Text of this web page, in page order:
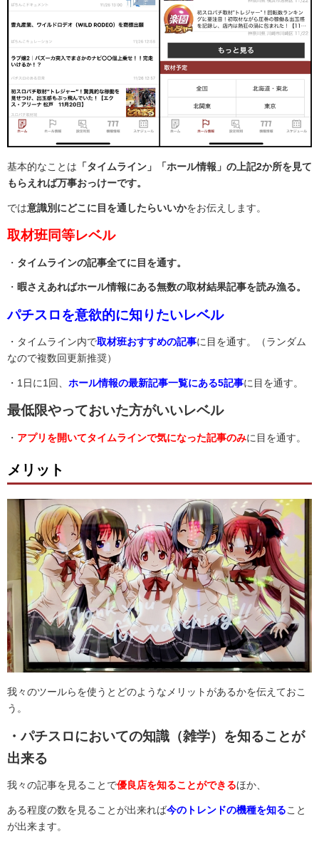
基本的なことは 「タイムライン」「ホール情報」の上記2か所を見て
もらえれば万事おっけーです。
では意識別にどこに目を通したらいいかをお伝えします。
取材班同等レベル
・ タイムラインの記事全てに目を通す。
・ 暇さえあればホール情報にある無数の取材結果記事を読み漁る。
パチスロを意欲的に知りたいレベル
・タイムライン内で取材班おすすめの記事に目を通す。（ランダム
なので複数回更新推奨）
・1日に1回、 ホール情報の最新記事一覧にある5記事に目を通す。
最低限やっておいた方がいいレベル
・ アプリを開いてタイムラインで気になった記事のみに目を通す。
メリット
我々のツールらを使うとどのようなメリットがあるかを伝えておこ
う。
・パチスロにおいての知識（雑学）を知ることが
出来る
我々の記事を見ることで優良店を知ることができるほか、
ある程度の数を見ることが出来れば今のトレンドの機種を知ること
が出来ます。